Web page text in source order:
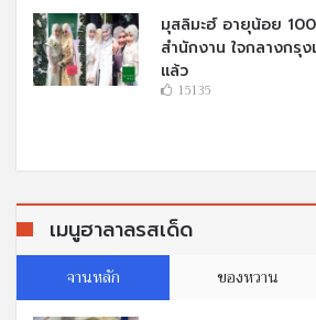
มุสลิมะฮ์ อายุน้อย
สำนักงาน ใจกลางกรุ
แล้ว
15135
เมนูฮาลาลรสเด็ด
จานหลัก ของหวาน